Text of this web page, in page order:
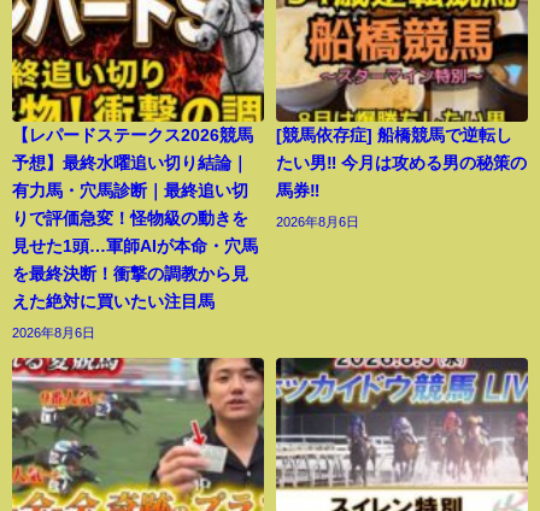
【レパードステークス2026競馬
予想】最終水曜追い切り結論｜
有力馬・穴馬診断｜最終追い切
りで評価急変！怪物級の動きを
見せた1頭…軍師AIが本命・穴馬
を最終決断！衝撃の調教から見
えた絶対に買いたい注目馬
2026年8月6日
[競馬依存症] 船橋競馬で逆転し
たい男‼️ 今月は攻める男の秘策の
馬券‼️
2026年8月6日